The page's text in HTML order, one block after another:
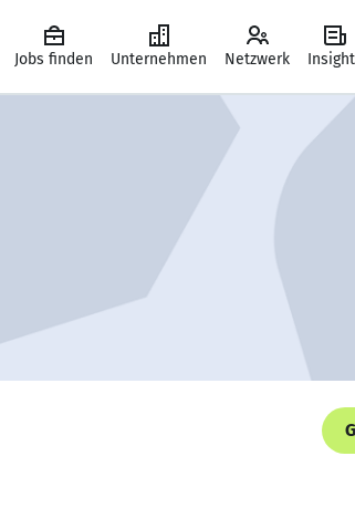
Jobs finden Unternehmen Netzwerk